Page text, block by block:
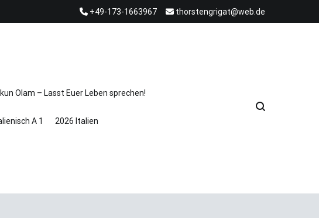
+49-173-1663967 thorstengrigat@web.de
Olam – Lasst Euer Leben sprechen!
A 1 2026 Italien